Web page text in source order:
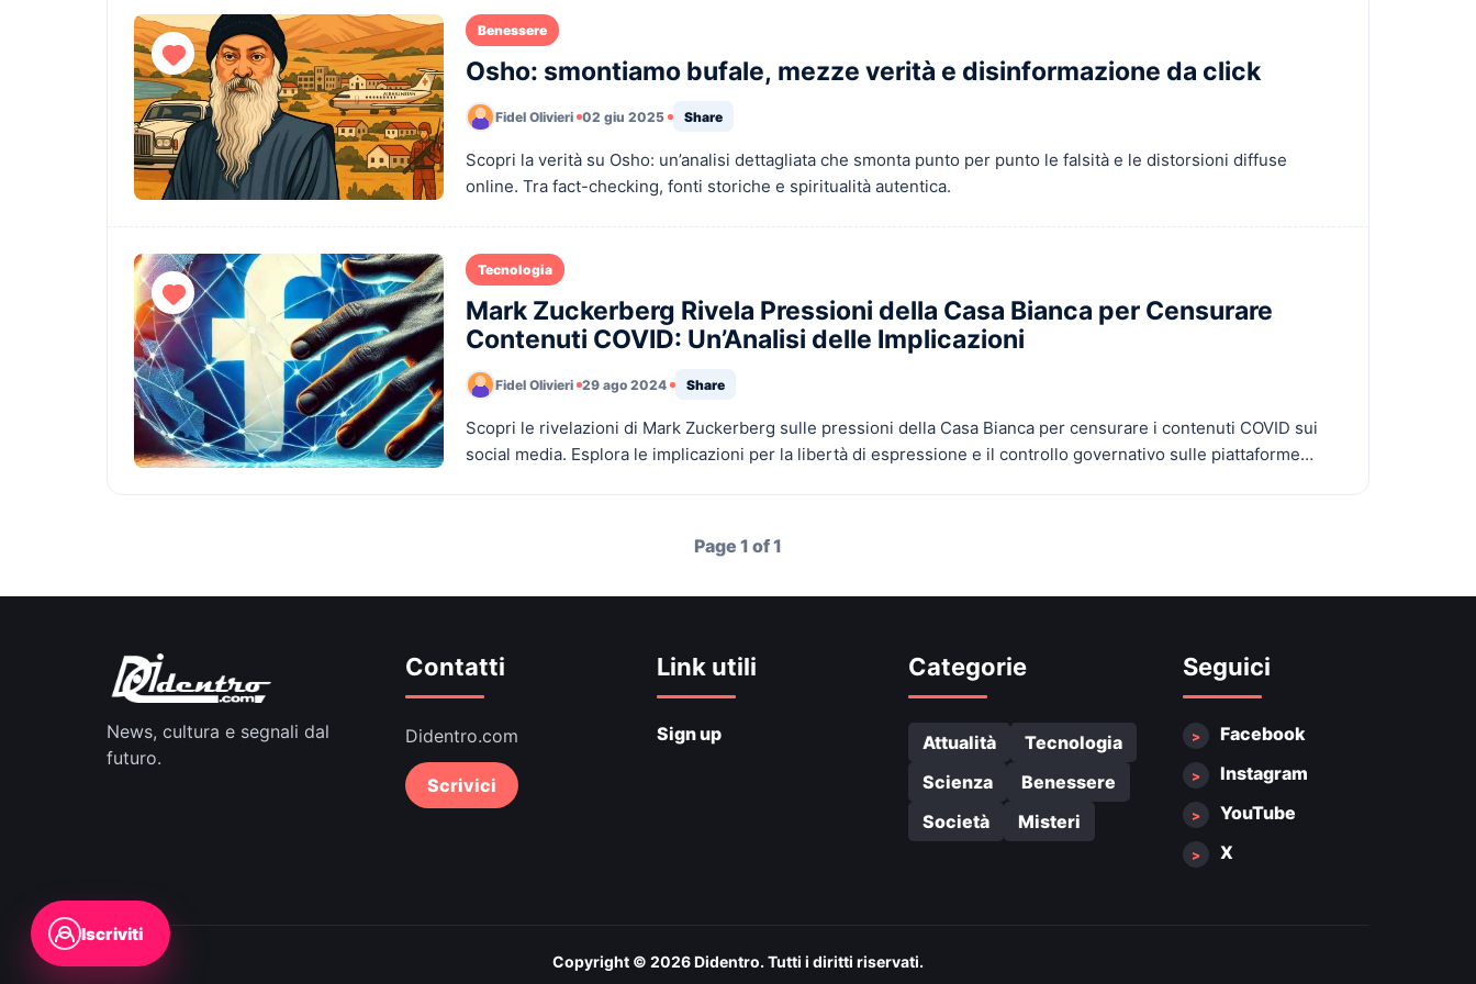
Benessere
Osho: smontiamo bufale, mezze verità e disinformazione da click
Fidel Olivieri 02 giu 2025 Share
Scopri la verità su Osho: un’analisi dettagliata che smonta punto per punto le falsità e le distorsioni diffuse
online. Tra fact-checking, fonti storiche e spiritualità autentica.
Tecnologia
Mark Zuckerberg Rivela Pressioni della Casa Bianca per Censurare
Contenuti COVID: Un’Analisi delle Implicazioni
Fidel Olivieri 29 ago 2024 Share
Scopri le rivelazioni di Mark Zuckerberg sulle pressioni della Casa Bianca per censurare i contenuti COVID sui
social media. Esplora le implicazioni per la libertà di espressione e il controllo governativo sulle piattaforme
Page 1 of 1
News, cultura e segnali dal
futuro.
Contatti
Didentro.com
Scrivici
Link utili
Sign up
Categorie
Attualità
Tecnologia
Scienza
Benessere
Società
Misteri
Seguici
Facebook
Instagram
YouTube
X
Copyright © 2026 Didentro. Tutti i diritti riservati.
Iscriviti